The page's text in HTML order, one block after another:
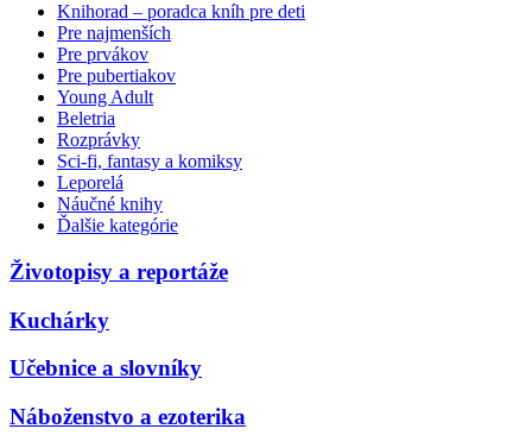
Knihorad – poradca kníh pre deti
Pre najmenších
Pre prvákov
Pre pubertiakov
Young Adult
Beletria
Rozprávky
Sci-fi, fantasy a komiksy
Leporelá
Náučné knihy
Ďalšie kategórie
Životopisy a reportáže
Kuchárky
Učebnice a slovníky
Náboženstvo a ezoterika